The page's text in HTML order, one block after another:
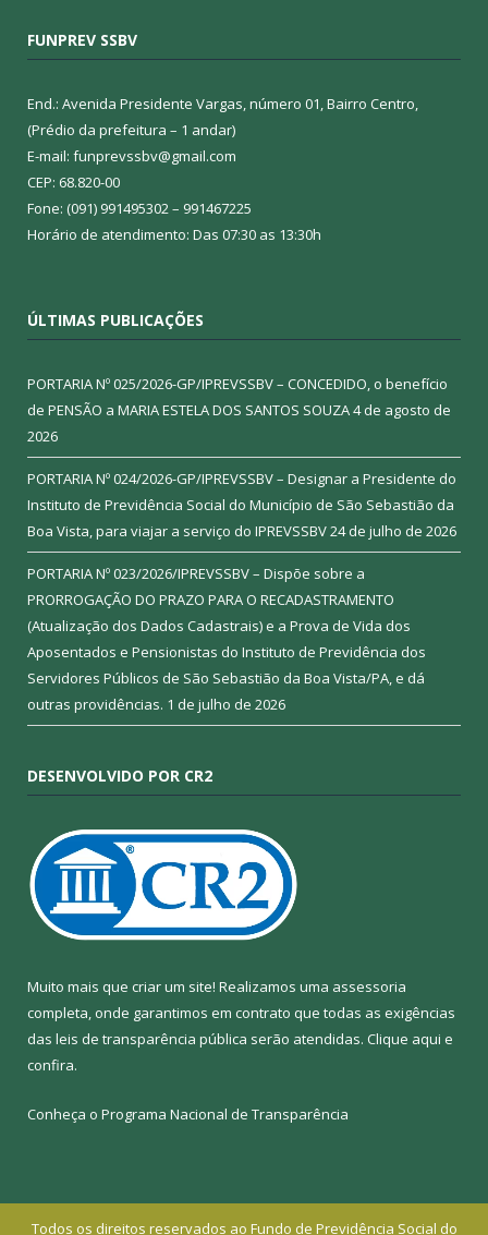
FUNPREV SSBV
End.: Avenida Presidente Vargas, número 01, Bairro Centro,
(Prédio da prefeitura – 1 andar)
E-mail: funprevssbv@gmail.com
CEP: 68.820-00
Fone: (091) 991495302 – 991467225
Horário de atendimento: Das 07:30 as 13:30h
ÚLTIMAS PUBLICAÇÕES
PORTARIA Nº 025/2026-GP/IPREVSSBV – CONCEDIDO, o benefício
de PENSÃO a MARIA ESTELA DOS SANTOS SOUZA4 de agosto de
2026
PORTARIA Nº 024/2026-GP/IPREVSSBV – Designar a Presidente do
Instituto de Previdência Social do Município de São Sebastião da
Boa Vista, para viajar a serviço do IPREVSSBV24 de julho de 2026
PORTARIA Nº 023/2026/IPREVSSBV – Dispõe sobre a
PRORROGAÇÃO DO PRAZO PARA O RECADASTRAMENTO
(Atualização dos Dados Cadastrais) e a Prova de Vida dos
Aposentados e Pensionistas do Instituto de Previdência dos
Servidores Públicos de São Sebastião da Boa Vista/PA, e dá
outras providências. 1 de julho de 2026
DESENVOLVIDO POR CR2
Muito mais que criar um site! Realizamos uma assessoria
completa, onde garantimos em contrato que todas as exigências
das leis de transparência pública serão atendidas. Clique aqui e
confira.
Conheça o Programa Nacional de Transparência
Todos os direitos reservados ao Fundo de Previdência Social do